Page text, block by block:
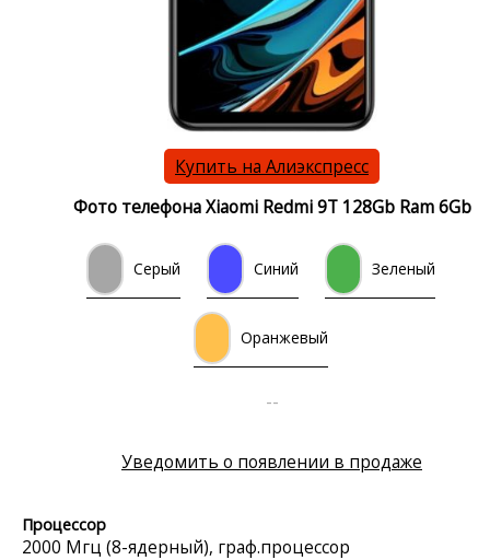
Купить на Алиэкспресс
Фото телефона Xiaomi Redmi 9T 128Gb Ram 6Gb
Серый Синий Зеленый
Оранжевый
--
Уведомить о появлении в продаже
Процессор
2000 Мгц (8-ядерный), граф.процессор